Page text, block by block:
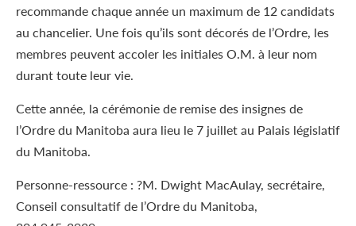
recommande chaque année un maximum de 12 candidats
au chancelier. Une fois qu’ils sont décorés de l’Ordre, les
membres peuvent accoler les initiales O.M. à leur nom
durant toute leur vie.
Cette année, la cérémonie de remise des insignes de
l’Ordre du Manitoba aura lieu le 7 juillet au Palais législatif
du Manitoba.
Personne-ressource : ?M. Dwight MacAulay, secrétaire,
Conseil consultatif de l’Ordre du Manitoba,